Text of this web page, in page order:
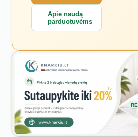
Apie naudą
parduotuvėms